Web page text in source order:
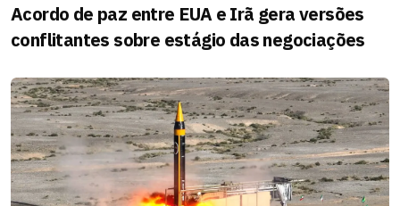
Acordo de paz entre EUA e Irã gera versões
conflitantes sobre estágio das negociações